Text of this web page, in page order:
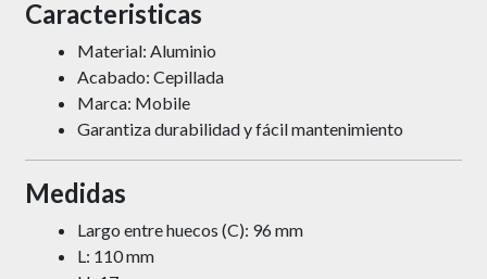
Caracteristicas
Material: Aluminio
Acabado: Cepillada
Marca: Mobile
Garantiza durabilidad y fácil mantenimiento
Medidas
Largo entre huecos (C): 96 mm
L: 110 mm